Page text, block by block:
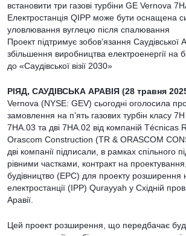
встановити три газові турбіни GE Vernova
Електростанція QIPP може бути оснащена
уловлювання вуглецю після спалювання
Проект підтримує зобов’язання Саудівської
збільшення виробництва електроенергії на
до «Саудівської візії 2030»
РІЯД, САУДІВСЬКА АРАВІЯ (28 травня
Vernova (NYSE: GEV) сьогодні оголосила
замовлення на п’ять газових турбін класу
7HA.03 та дві 7HA.02 від компаній Técnicas
Orascom Construction (TR & ORASCOM
дві компанії підписали, в рамках спільного
рівними частками, контракт на
будівництво (EPC) для проекту розширення
електростанції (IPP) Qurayyah у Східній
Аравії.
Цей проект розширення, що передбачає